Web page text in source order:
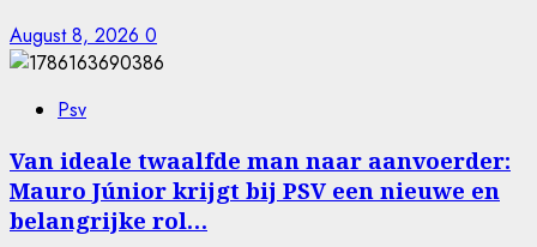
August 8, 2026 0
Psv
Van ideale twaalfde man naar aanvoerder:
Mauro Júnior krijgt bij PSV een nieuwe en
belangrijke rol…